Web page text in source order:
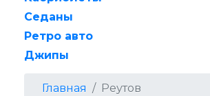
Cеданы
Ретро авто
Джипы
Главная Реутов